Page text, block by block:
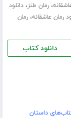
،رمان طنز،دانلود
رمان عاشقانه،رمان
دانلود کتاب
داستان